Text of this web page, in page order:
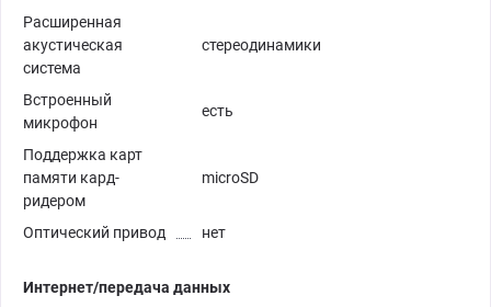
Расширенная
акустическая
система
стереодинамики
Встроенный
микрофон
есть
Поддержка карт
памяти кард-
ридером
microSD
Оптический привод нет
Интернет/передача данных